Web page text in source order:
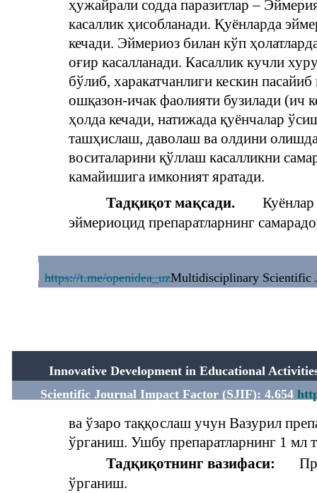
https://t.me/openidea_uzMultidisciplinary Scientific
ҳужайрали содда паразитлар –
касаллик ҳисобланади. Қуёнларда
кечади. Эймериоз билан кўп
оғир касалланади. Касаллик кучли
бўлиб, харакатчанлиги кескин
ошқазон-ичак фаолияти бузилади (ич
ҳолда кечади, натижада қуёнчалар
ташҳислаш, даволаш ва олдини
воситаларини қўллаш касалликни
камайишига имконият яратади.
Тадқиқот мақсади.
эймериоцид препаратларнинг
Innovative Development in Educational
Scientific Journal Impact Factor (SJIF): 4.654
ва ўзаро таққослаш учун Вазурил
ўрганиш. Ушбу препаратларнинг 1 мл
Тадқиқотнинг вазифаси:
ўрганиш.